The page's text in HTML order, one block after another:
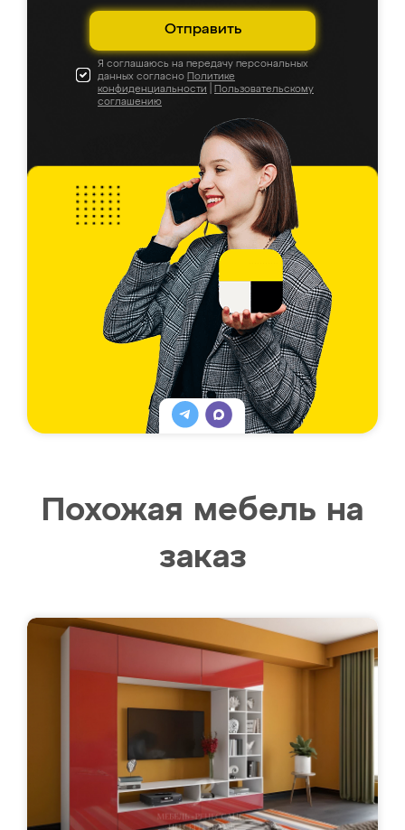
Отправить
Я соглашаюсь на передачу персональных
данных согласно Политике
конфиденциальности
Пользовательскому
соглашению
Похожая мебель на
заказ